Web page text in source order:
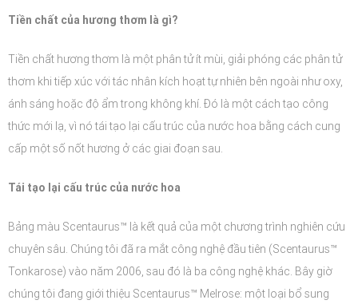
Tiền chất của hương thơm là gì?
Tiền chất hương thơm là một phân tử ít mùi, giải phóng các phân tử
thơm khi tiếp xúc với tác nhân kích hoạt tự nhiên bên ngoài như oxy,
ánh sáng hoặc độ ẩm trong không khí. Đó là một cách tạo công
thức mới lạ, vì nó tái tạo lại cấu trúc của nước hoa bằng cách cung
cấp một số nốt hương ở các giai đoạn sau.
Tái tạo lại cấu trúc của nước hoa
Bảng màu Scentaurus™ là kết quả của một chương trình nghiên cứu
chuyên sâu. Chúng tôi đã ra mắt công nghệ đầu tiên (Scentaurus™
Tonkarose) vào năm 2006, sau đó là ba công nghệ khác. Bây giờ
chúng tôi đang giới thiệu Scentaurus™ Melrose: một loại bổ sung